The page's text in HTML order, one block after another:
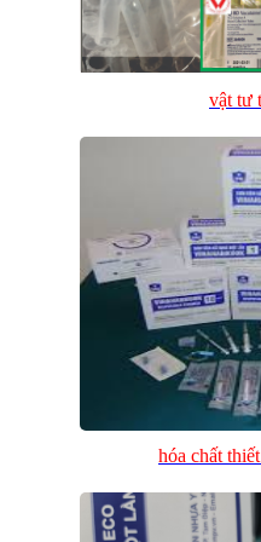
vật tư
hóa chất